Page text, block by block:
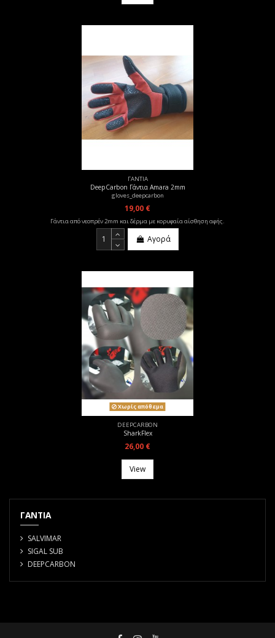
ΓΑΝΤΙΑ
DeepCarbon Γάντια Amara 2mm
gloves_deepcarbon
19,00 €
Γάντια από νεοπρέν 2mm και δέρμα με κορυφαία αίσθηση αφής.
Αγορά
Χωρίς απόθεμα
DEEPCARBON
SharkFlex
26,00 €
View
ΓΑΝΤΙΑ
SALVIMAR
SIGAL SUB
DEEPCARBON